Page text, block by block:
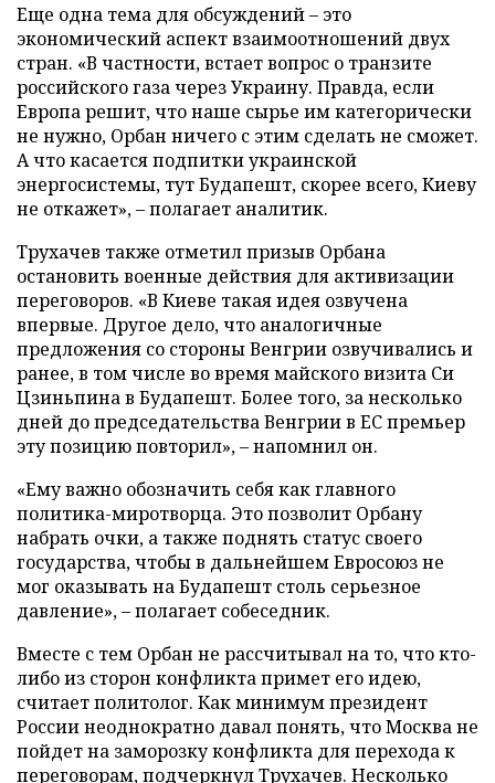
Еще одна тема для обсуждений – это
экономический аспект взаимоотношений двух
стран. «В частности, встает вопрос о транзите
российского газа через Украину. Правда, если
Европа решит, что наше сырье им категорически
не нужно, Орбан ничего с этим сделать не сможет.
А что касается подпитки украинской
энергосистемы, тут Будапешт, скорее всего, Киеву
не откажет», – полагает аналитик.
Трухачев также отметил призыв Орбана
остановить военные действия для активизации
переговоров. «В Киеве такая идея озвучена
впервые. Другое дело, что аналогичные
предложения со стороны Венгрии озвучивались и
ранее, в том числе во время майского визита Си
Цзиньпина в Будапешт. Более того, за несколько
дней до председательства Венгрии в ЕС премьер
эту позицию повторил», – напомнил он.
«Ему важно обозначить себя как главного
политика-миротворца. Это позволит Орбану
набрать очки, а также поднять статус своего
государства, чтобы в дальнейшем Евросоюз не
мог оказывать на Будапешт столь серьезное
давление», – полагает собеседник.
Вместе с тем Орбан не рассчитывал на то, что кто-
либо из сторон конфликта примет его идею,
считает политолог. Как минимум президент
России неоднократно давал понять, что Москва не
пойдет на заморозку конфликта для перехода к
переговорам, подчеркнул Трухачев. Несколько